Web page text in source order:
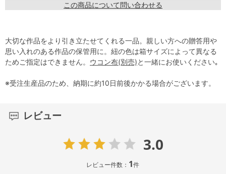
この商品について問い合わせる
大切な作品をより引き立たせてくれる一品。親しい方への贈答用や
思い入れのある作品の保管用に。紐の色は箱サイズによって異なる
ためご指定はできません。 ウコン布(別売)と一緒にお使いください｡
※受注生産品のため、納期に約10日前後かかる場合がございます。
レビュー
3.0
レビュー件数： 1件